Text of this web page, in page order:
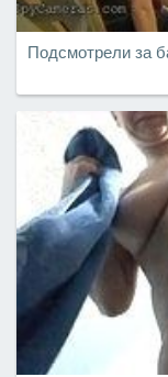
Подсмотрели за